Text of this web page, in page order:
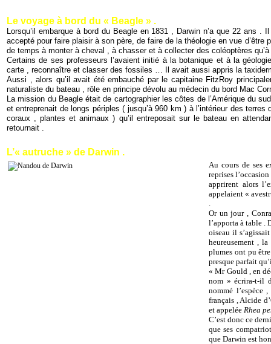
Le voyage à bord du « Beagle » .
Lorsqu’il embarque à bord du Beagle en 1831 , Darwin n’a que 22 ans
accepté pour faire plaisir à son père, de faire de la théologie en vue
de temps à monter à cheval , à chasser et à collecter des coléoptères
Certains de ses professeurs l’avaient initié à la botanique et à la
carte , reconnaître et classer des fossiles … Il avait aussi appris la
Aussi , alors qu’il avait été embauché par le capitaine FitzRoy
naturaliste du bateau , rôle en principe dévolu au médecin du bord Mac
La mission du Beagle était de cartographier les côtes de l’Amérique du
et entreprenait de longs périples ( jusqu’à 960 km ) à l’intérieur des
coraux , plantes et animaux ) qu’il entreposait sur le bateau en
retournait .
L’« autruche » de Darwin .
Au cours de ses
reprises
apprirent alors
appelaient «
.
Or un jour ,
l’apporta à table .
oiseau il
heureusement ,
plumes ont pu
presque parfait
« Mr Gould , en
nom » écrira-t-il
nommé l’espèce ,
français , Alcide
et appelée Rhea
C’est donc ce
que ses
que Darwin est